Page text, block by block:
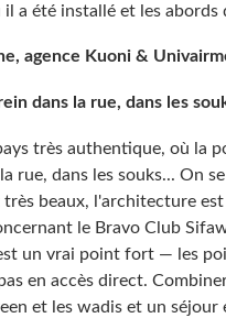
a été installé et les abords
agence Kuoni &
dans la rue, dans les
très authentique, où la
rue, dans les souks... On
beaux, l'architecture
le Bravo Club
un vrai point fort — les
en accès direct.
et les wadis et un